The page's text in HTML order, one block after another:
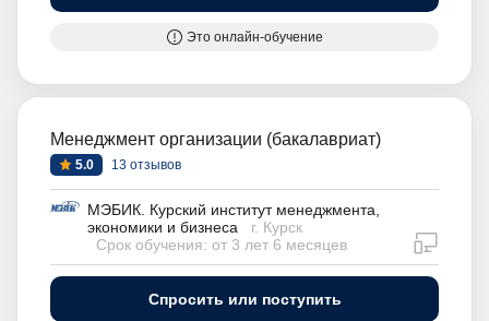
Это онлайн-обучение
Менеджмент организации (бакалавриат)
5.0 13 отзывов
МЭБИК. Курский институт менеджмента,
экономики и бизнеса
г. Курск
Срок обучения: от 3 лет 6 месяцев
Спросить или поступить